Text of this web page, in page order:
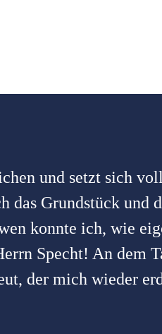
und setzt sich
das Grundstück
konnte ich, wie
Specht! An dem
der mich wieder